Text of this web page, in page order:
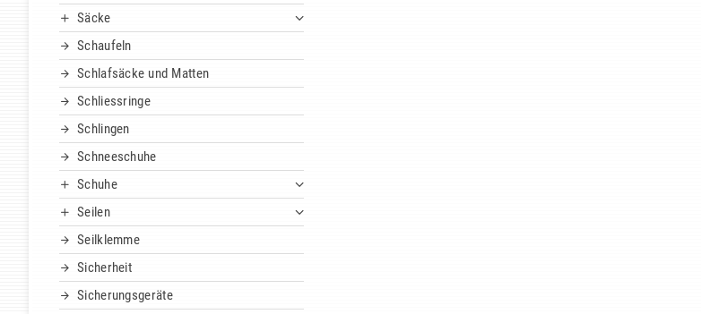
Säcke
Schaufeln
Schlafsäcke und Matten
Schliessringe
Schlingen
Schneeschuhe
Schuhe
Seilen
Seilklemme
Sicherheit
Sicherungsgeräte